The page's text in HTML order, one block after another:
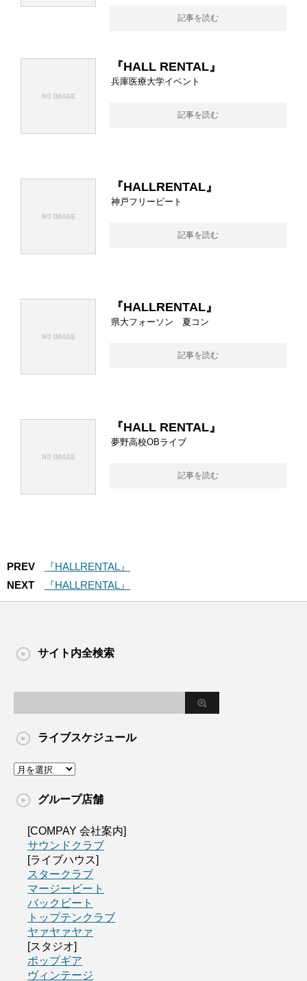
記事を読む
『HALL RENTAL』
兵庫医療大学イベント
記事を読む
『HALLRENTAL』
神戸フリービート
記事を読む
『HALLRENTAL』
県大フォーソン 夏コン
記事を読む
『HALL RENTAL』
夢野高校OBライブ
記事を読む
PREV
『HALLRENTAL』
NEXT
『HALLRENTAL』
サイト内全検索
ライブスケジュール
グループ店舗
[COMPAY 会社案内]
サウンドクラブ
[ライブハウス]
スタークラブ
マージービート
バックビート
トップテンクラブ
ヤァヤァヤァ
[スタジオ]
ポップギア
ヴィンテージ